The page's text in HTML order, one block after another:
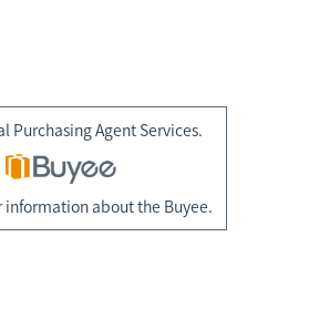
Purchasing Agent Services.
information about the Buyee.